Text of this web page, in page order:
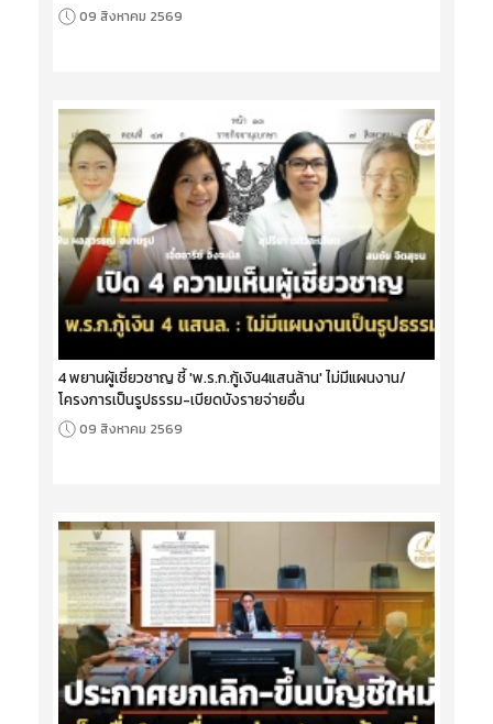
09 สิงหาคม 2569
4 พยานผู้เชี่ยวชาญ ชี้ 'พ.ร.ก.กู้เงิน4แสนล้าน' ไม่มีแผนงาน/
โครงการเป็นรูปธรรม-เบียดบังรายจ่ายอื่น
09 สิงหาคม 2569